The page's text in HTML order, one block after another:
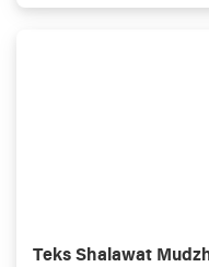
Teks Shalawat